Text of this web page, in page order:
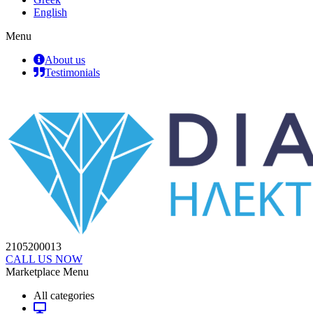
English
Menu
About us
Testimonials
2105200013
CALL US NOW
Marketplace Menu
All categories